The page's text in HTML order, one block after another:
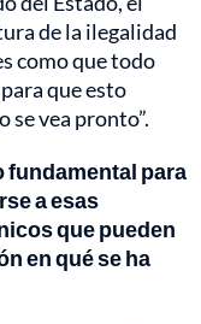
de la ilegalidad
como que todo
que esto
se vea pronto”.
fundamental para
a esas
que pueden
en qué se ha